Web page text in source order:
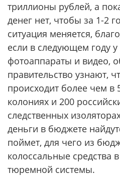
триллионы рублей, а
денег нет, чтобы за 1-2
ситуация меняется,
если в следующем году у
фотоаппараты и видео,
правительство узнают,
происходит более чем в
колониях и 200
следственных
деньги в бюджете
поймет, для чего из
колоссальные средства
тюремной системы.